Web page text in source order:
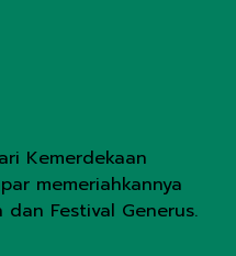
Kemerdekaan
memeriahkannya
Festival Generus.